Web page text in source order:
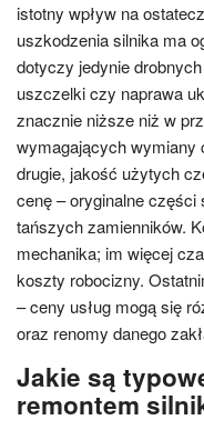
istotny wpływ na
uszkodzenia silnika ma
dotyczy jedynie
uszczelki czy naprawa
znacznie niższe niż w
wymagających wymiany
drugie, jakość użytych
cenę – oryginalne
tańszych zamienników.
mechanika; im więcej
koszty robocizny.
– ceny usług mogą się
oraz renomy danego
Jakie są
remontem